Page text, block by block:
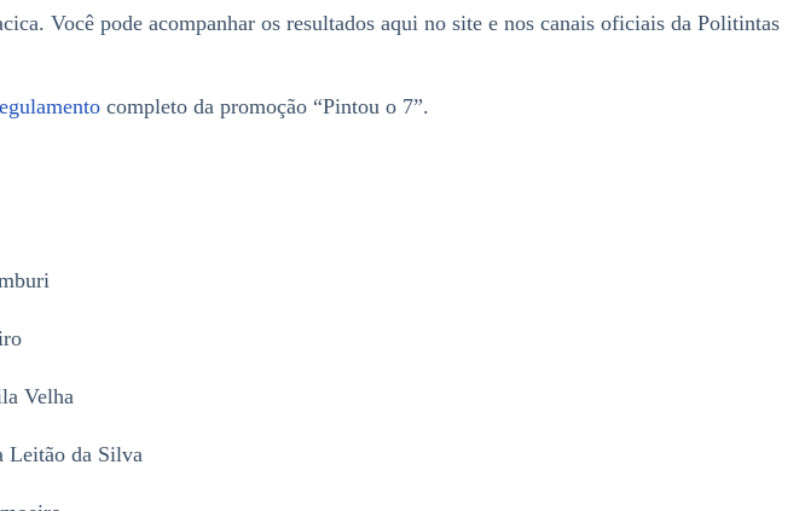
Você pode acompanhar os resultados aqui no site e nos canais oficiais da Politintas
completo da promoção “Pintou o 7”.
Velha
Leitão da Silva